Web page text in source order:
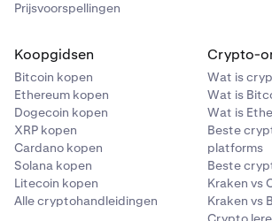
Prijsvoorspellingen
Koopgidsen
Bitcoin kopen
Ethereum kopen
Dogecoin kopen
XRP kopen
Cardano kopen
Solana kopen
Litecoin kopen
Alle cryptohandleidingen
Crypto-
Wat is
Wat is
Wat is
Beste
platforms
Beste
Kraken vs
Kraken vs